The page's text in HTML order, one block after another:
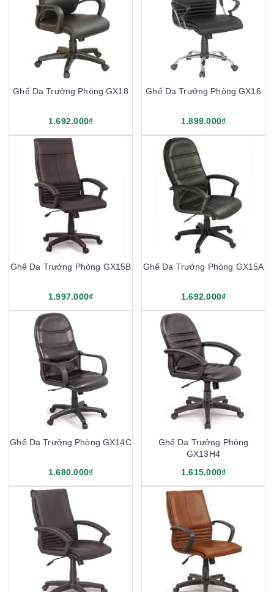
Ghế Da Trưởng Phòng GX18
1.692.000₫
Ghế Da Trưởng Phòng GX16
1.899.000₫
Ghế Da Trưởng Phòng GX15B
1.997.000₫
Ghế Da Trưởng Phòng GX15A
1.692.000₫
Ghế Da Trưởng Phòng GX14C
1.680.000₫
Ghế Da Trưởng Phòng
GX13H4
1.615.000₫